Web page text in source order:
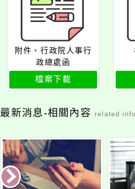
附件、行政院人事行
政總處函
檔案下載
最新消息-相關內容 related